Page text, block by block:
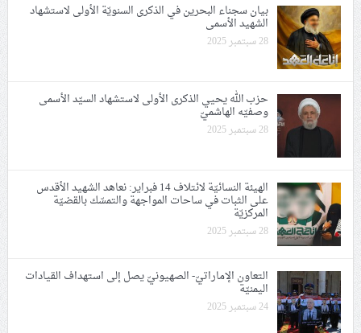
بيان سجناء البحرين في الذكرى السنويّة الأولى لاستشهاد
الشهيد الأسمى
28 سبتمبر 2025
حزب الله يحيي الذكرى الأولى لاستشهاد السيّد الأسمى
وصفيّه الهاشميّ
28 سبتمبر 2025
الهيئة النسائيّة لائتلاف 14 فبراير: نعاهد الشهيد الأقدس
على الثبات في ساحات المواجهة والتمسّك بالقضيّة
المركزيّة
28 سبتمبر 2025
التعاون الإماراتيّ- الصهيونيّ يصل إلى استهداف القيادات
اليمنيّة
24 سبتمبر 2025